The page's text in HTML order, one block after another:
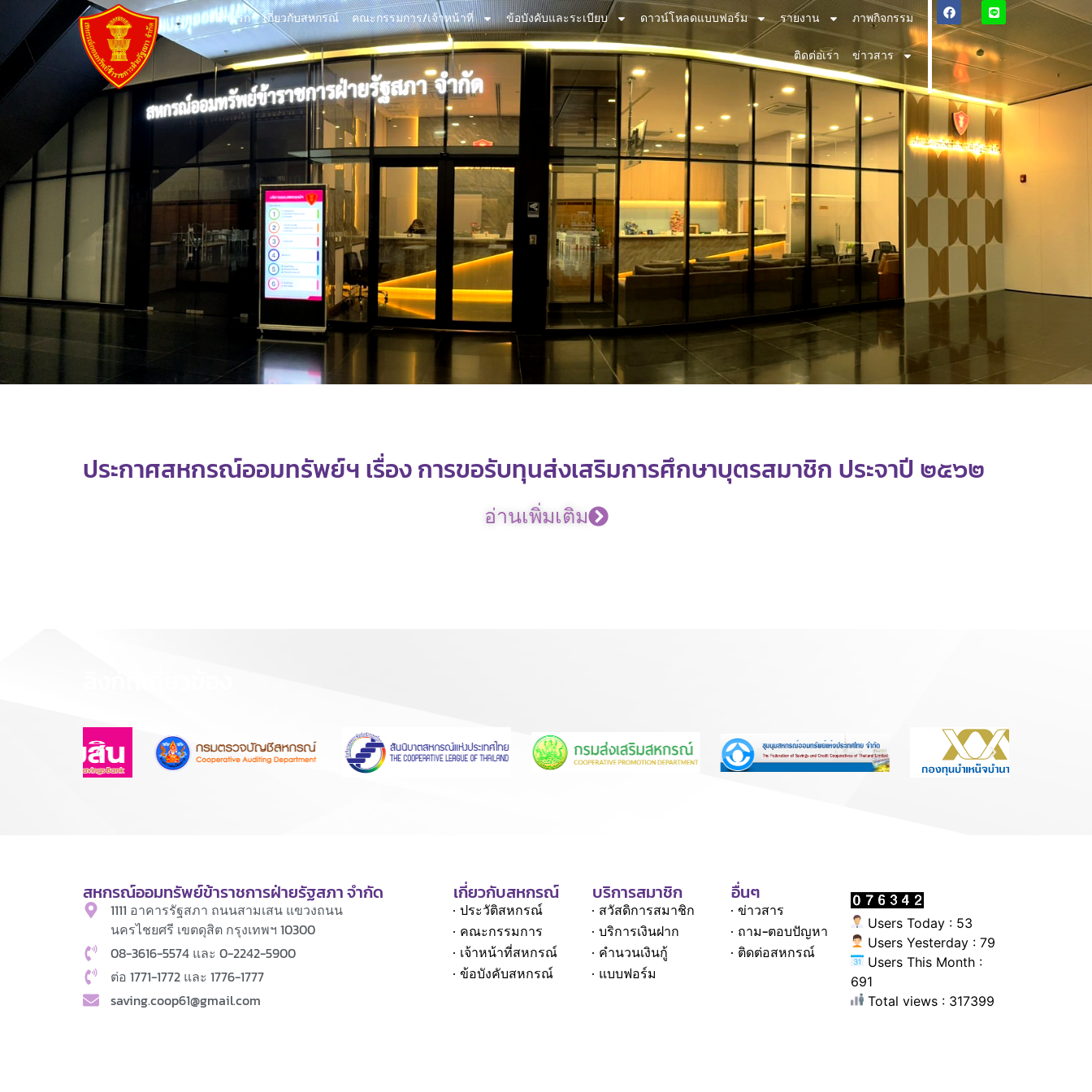
หน้าแรก เกี่ยวกับสหกรณ์ คณะกรรมการ/เจ้าหน้าที่ ข้อบังคับและระเบียบ ดาวน์โหลดแบบฟอร์ม รายงาน ภาพกิจกรรม
ติดต่อเรา ข่าวสาร
ประกาศสหกรณ์ออมทรัพย์ฯ เรื่อง การขอรับทุนส่งเสริมการศึกษาบุตรสมาชิก ประจาปี ๒๕๖๒
อ่านเพิ่มเติม
สหกรณ์ออมทรัพย์ข้าราชการฝ่ายรัฐสภา จำกัด
1111 อาคารรัฐสภา ถนนสามเสน แขวงถนน
นครไชยศรี เขตดุสิต กรุงเทพฯ 10300
08-3616-5574 และ 0-2242-5900
ต่อ 1771-1772 และ 1776-1777
saving.coop61@gmail.com
เกี่ยวกับสหกรณ์
ประวัติสหกรณ์
คณะกรรมการ
เจ้าหน้าที่สหกรณ์
ข้อบังคับสหกรณ์
บริการสมาชิก
สวัสดิการสมาชิก
บริการเงินฝาก
คำนวนเงินกู้
แบบฟอร์ม
อื่นๆ
ข่าวสาร
ถาม-ตอบปัญหา
ติดต่อสหกรณ์
Users Today : 53
Users Yesterday : 79
Users This Month :
691
Total views : 317399